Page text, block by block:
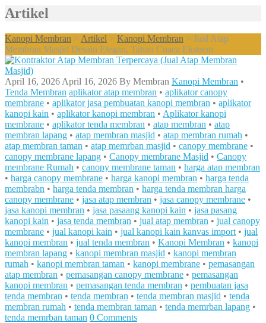
Artikel
Kanopi Membran > Artikel > Kanopi Membran > Jual Atap
Membran Masjid Desain Elegan, Tahan Cuaca Ekstrem
April 16, 2026 April 16, 2026 By Membran Kanopi Membran •
Tenda Membran aplikator atap membran • aplikator canopy
membrane • aplikator jasa pembuatan kanopi membran • aplikator
kanopi kain • aplikator kanopi membran • Aplikator kanopi
membrane • aplikator tenda membran • atap membran • atap
membran lapang • atap membran masjid • atap membran rumah •
atap membran taman • atap memrban masjid • canopy membrane •
canopy membrane lapang • Canopy membrane Masjid • Canopy
membrane Rumah • canopy membrane taman • harga atap membran
• harga canopy membrane • harga kanopi membran • harga tenda
membrabn • harga tenda membran • harga tenda membran harga
canopy membrane • jasa atap membran • jasa canopy membrane •
jasa kanopi membran • jasa pasaang kanopi kain • jasa pasang
kanopi kain • jasa tenda membran • jual atap membran • jual canopy
membrane • jual kanopi kain • jual kanopi kain kanvas import • jual
kanopi membran • jual tenda membran • Kanopi Membran • kanopi
membran lapang • kanopi membran masjid • kanopi membran
rumah • kanopi membran taman • kanopi membrane • pemasangan
atap membran • pemasangan canopy membrane • pemasangan
kanopi membran • pemasangan tenda membran • pembuatan jasa
tenda membran • tenda membran • tenda membran masjid • tenda
membran rumah • tenda membran taman • tenda memrban lapang •
tenda memrban taman 0 Comments